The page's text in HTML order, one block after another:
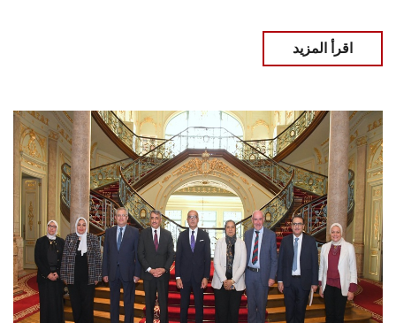
اقرأ المزيد